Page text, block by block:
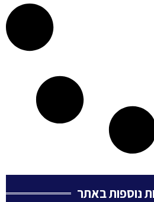
נוספות באתר